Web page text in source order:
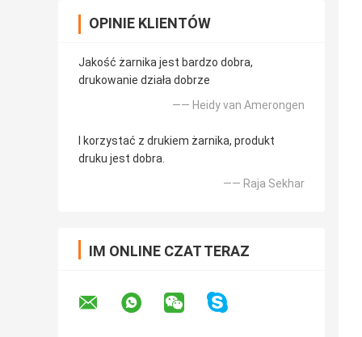
OPINIE KLIENTÓW
Jakość żarnika jest bardzo dobra,
drukowanie działa dobrze
—— Heidy van Amerongen
I korzystać z drukiem żarnika, produkt
druku jest dobra.
—— Raja Sekhar
IM ONLINE CZAT TERAZ